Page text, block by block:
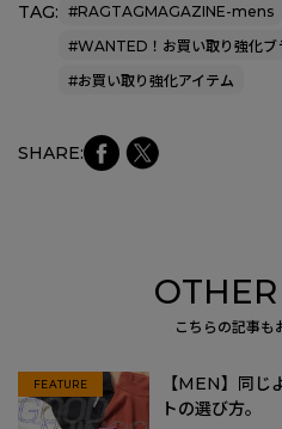
TAG: #RAGTAGMAGAZINE-mens
#WANTED！お買い取り強化ブ
#お買い取り強化アイテム
SHARE:faceb
ookに
Xにシ
ェア
こちらの記事も
FEATURE
【MEN】同じ
トの選び方。